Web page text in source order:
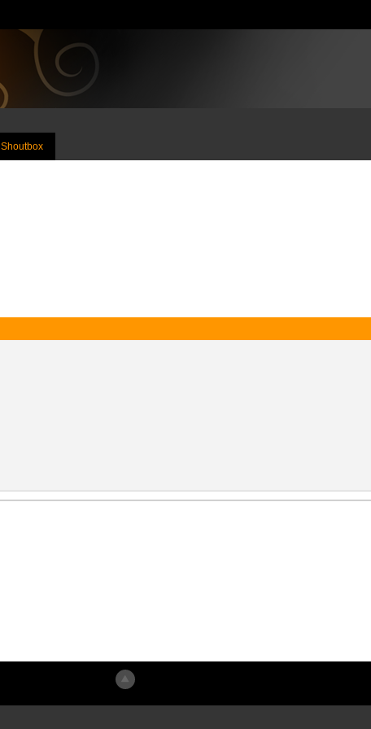
Shoutbox